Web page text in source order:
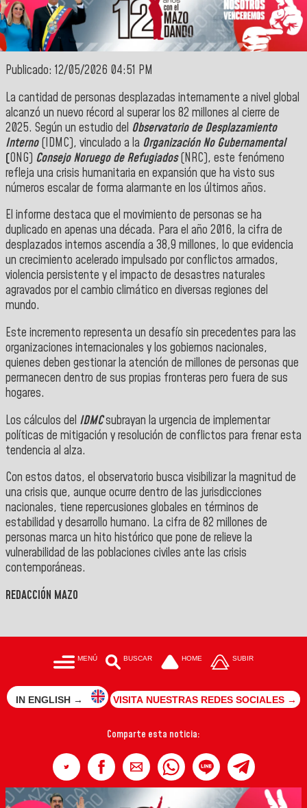
Publicado: 12/05/2026 04:51 PM
La cantidad de personas desplazadas internamente a nivel global
alcanzó un nuevo récord al superar los 82 millones al cierre de
2025. Según un estudio del Observatorio de Desplazamiento
Interno(IDMC), vinculado a la Organización No Gubernamental
(ONG) Consejo Noruego de Refugiados(NRC), este fenómeno
refleja una crisis humanitaria en expansión que ha visto sus
números escalar de forma alarmante en los últimos años.
El informe destaca que el movimiento de personas se ha
duplicado en apenas una década. Para el año 2016, la cifra de
desplazados internos ascendía a 38,9 millones, lo que evidencia
un crecimiento acelerado impulsado por conflictos armados,
violencia persistente y el impacto de desastres naturales
agravados por el cambio climático en diversas regiones del
mundo.
Este incremento representa un desafío sin precedentes para las
organizaciones internacionales y los gobiernos nacionales,
quienes deben gestionar la atención de millones de personas que
permanecen dentro de sus propias fronteras pero fuera de sus
hogares.
Los cálculos del IDMCsubrayan la urgencia de implementar
políticas de mitigación y resolución de conflictos para frenar esta
tendencia al alza.
Con estos datos, el observatorio busca visibilizar la magnitud de
una crisis que, aunque ocurre dentro de las jurisdicciones
nacionales, tiene repercusiones globales en términos de
estabilidad y desarrollo humano. La cifra de 82 millones de
personas marca un hito histórico que pone de relieve la
vulnerabilidad de las poblaciones civiles ante las crisis
contemporáneas.
REDACCIÓN MAZO
MENÚ BUSCAR HOME SUBIR
IN ENGLISH → VISITA NUESTRAS REDES SOCIALES →
Comparte esta noticia: